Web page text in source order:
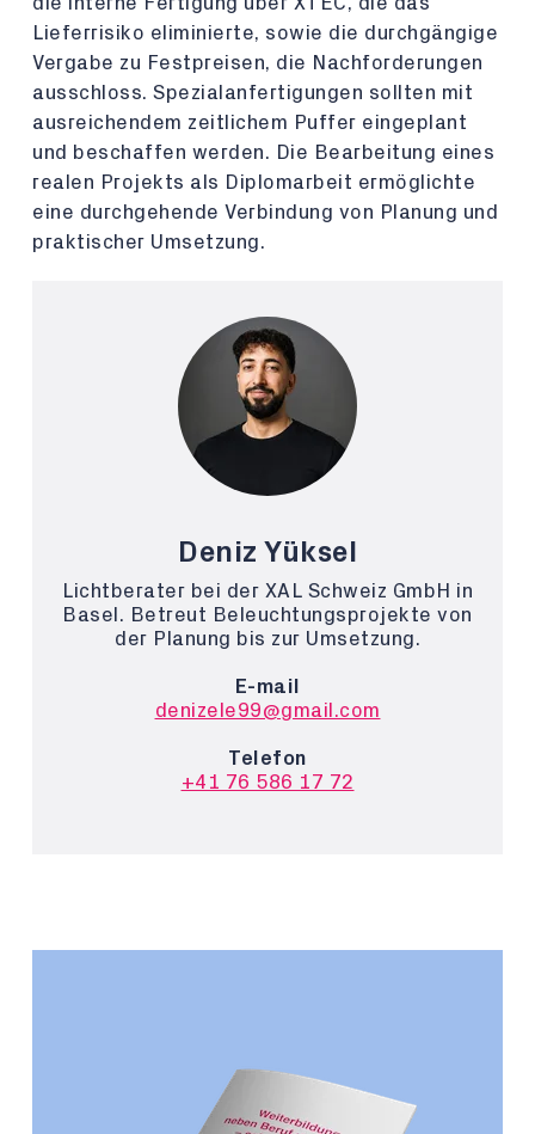
Lieferrisiko eliminierte, sowie die durchgängige
Vergabe zu Festpreisen, die Nachforderungen
ausschloss. Spezialanfertigungen sollten mit
ausreichendem zeitlichem Puffer eingeplant
und beschaffen werden. Die Bearbeitung eines
realen Projekts als Diplomarbeit ermöglichte
eine durchgehende Verbindung von Planung und
praktischer Umsetzung.
Deniz Yüksel
Lichtberater bei der XAL Schweiz GmbH in
Basel. Betreut Beleuchtungsprojekte von
der Planung bis zur Umsetzung.
E-mail
denizele99@gmail.com
Telefon
+41 76 586 17 72